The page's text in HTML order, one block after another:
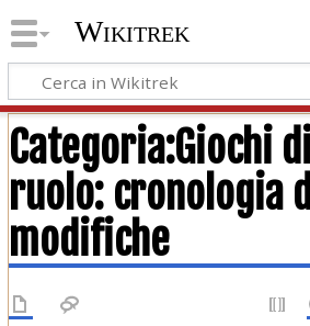
Wikitrek
Categoria:Giochi
ruolo: cronologia
modifiche